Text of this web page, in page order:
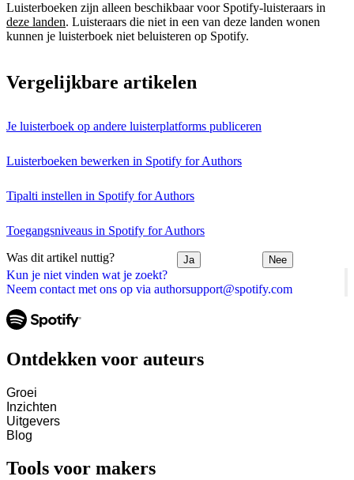
Kun je niet vinden wat je zoekt?
Neem contact met ons op via authorsupport@spotify.com
Luisterboeken zijn alleen beschikbaar voor Spotify-luisteraars in
deze landen. Luisteraars die niet in een van deze landen wonen
kunnen je luisterboek niet beluisteren op Spotify.
Vergelijkbare artikelen
Je luisterboek op andere luisterplatforms publiceren
Luisterboeken bewerken in Spotify for Authors
Tipalti instellen in Spotify for Authors
Toegangsniveaus in Spotify for Authors
Was dit artikel nuttig? Ja Nee
Ontdekken voor auteurs
Groei
Inzichten
Uitgevers
Blog
Tools voor makers